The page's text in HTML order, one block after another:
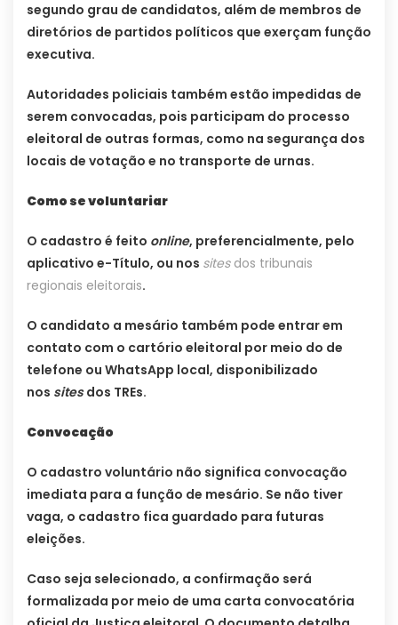
segundo grau de candidatos, além de membros de
diretórios de partidos políticos que exerçam função
executiva.
Autoridades policiais também estão impedidas de
serem convocadas, pois participam do processo
eleitoral de outras formas, como na segurança dos
locais de votação e no transporte de urnas.
Como se voluntariar
O cadastro é feito online, preferencialmente, pelo
aplicativo e-Título, ou nos sitesdos tribunais
regionais eleitorais.
O candidato a mesário também pode entrar em
contato com o cartório eleitoral por meio do de
telefone ou WhatsApp local, disponibilizado
nos sitesdos TREs.
Convocação
O cadastro voluntário não significa convocação
imediata para a função de mesário. Se não tiver
vaga, o cadastro fica guardado para futuras
eleições.
Caso seja selecionado, a confirmação será
formalizada por meio de uma carta convocatória